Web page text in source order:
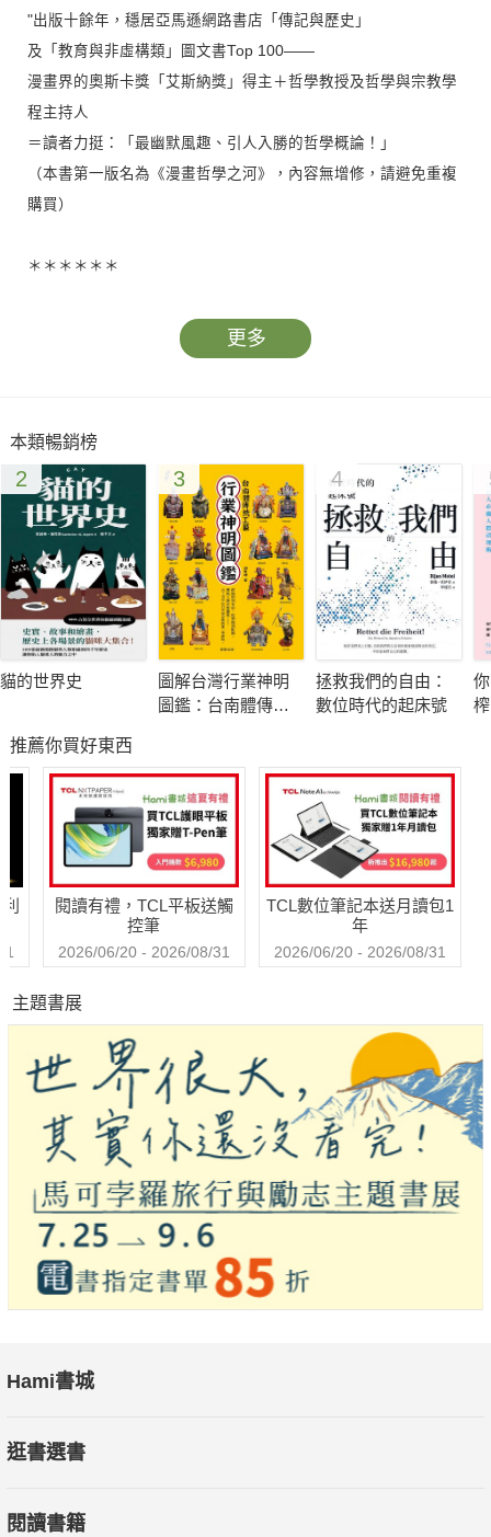
"出版十餘年，穩居亞馬遜網路書店「傳記與歷史」
及「教育與非虛構類」圖文書Top 100——
漫畫界的奧斯卡獎「艾斯納獎」得主＋哲學教授及哲學與宗教學
程主持人
＝讀者力挺：「最幽默風趣、引人入勝的哲學概論！」
（本書第一版名為《漫畫哲學之河》，內容無增修，請避免重複
購買）
＊＊＊＊＊＊
我們該如何思考？如何判斷真與假？人類是否真的能自由選擇？
善惡的界線又是由誰來劃定？……
嚴謹的哲學家派頓與知名的漫畫家坎農聯手，用幽默生動的漫
畫，寫出簡明易懂的哲學導論，由幽默風趣的古代哲人赫拉克利
特做嚮導，帶領讀者進入檢驗人生的偉大傳統，暢遊迂迴曲折的
哲學之河，與眾多思想家相會，一探哲學界重大論辯，體會追求
基本真理的樂趣，從而燃起對智慧的熱愛！
「對哲學史經典人物的基本概念，解釋得簡明扼要又正確清晰，
還將這些概念與其他學科連結起來，將讀者完美領入西方知識傳
統的偉大對話。」――馬可・蘭斯，喬治城大學哲學教授
「既是出色的哲學書，也是一部優秀的漫畫。清楚呈現了論證的
力量、對立觀點的交鋒，以及每場經典辯論的核心要點。」――
格雷戈里・L・里斯
「概念導向的結構，融合跨時代的思想，既親切又易於理解。」
――《出版者週刊》
「這本書對學生和一般讀者來說，都是極佳的資源。」――林
賽・霍根斯，《阿拉巴馬作家論壇》
◎本書特色
・哲學入門首選：結構簡明扼要，文筆風趣幽默，插圖精美亮
眼，無論成人或孩童、一般讀者還是學生，都能獲得啟發與樂
趣。
・掌握核心議題：章節設計合理，用邏輯、感知、心智到自由意
志、神與倫理六大主題，循序漸進探討哲學領域最重要的問題。
・刺激多元思考：藉由安排眾多哲學家「鬥嘴鼓」，呈現哲學史
經典辯論的核心、各種論證的角度，以及對立觀點之間的交鋒。
（更詳盡的內容介紹可參閱目錄引文）
【作者簡介】
（1）麥可・F・派頓是蒙特瓦洛大學（University of
州蒙特瓦洛市。
更多
本類暢銷榜
2
貓的世界史
3
圖解台灣行業神明
圖鑑：台南體傳統
4
拯救我們的自由：
數位時代的起床號
推薦你買好東西
閱讀有禮，TCL平板送觸
控筆
2026/06/20 - 2026/08/31
TCL數位筆記本送月讀包1
年
2026/06/20 - 2026/08/31
主題書展
Hami書城
逛書選書
閱讀書籍